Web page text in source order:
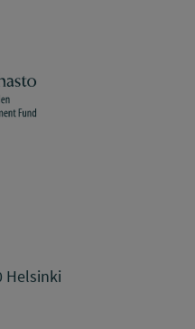
YouTube
kohteessa:kohteessa:
Helsinki